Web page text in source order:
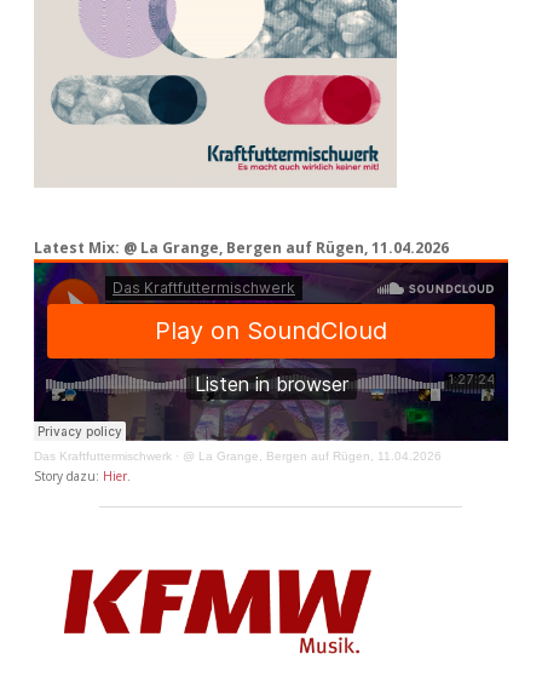
Latest Mix: @ La Grange, Bergen auf Rügen, 11.04.2026
Das Kraftfuttermischwerk · @ La Grange, Bergen auf Rügen, 11.04.2026
Story dazu: Hier.